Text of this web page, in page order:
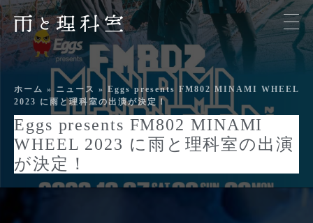
ホーム » ニュース » Eggs presents FM802 MINAMI WHEEL
2023 に雨と理科室の出演が決定！
Eggs presents FM802 MINAMI
WHEEL 2023 に雨と理科室の出演
が決定！